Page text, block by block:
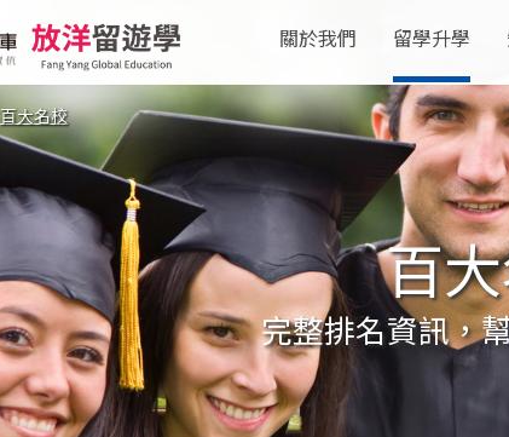
關於我們 留學升學
百大名校
百
完整排名資訊，